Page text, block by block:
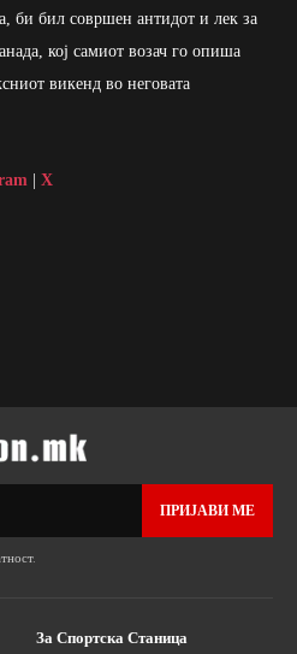
би бил совршен антидот и лек за
кој самиот возач го опиша
викенд во неговата
X
ПРИЈАВИ МЕ
.
За Спортска Станица